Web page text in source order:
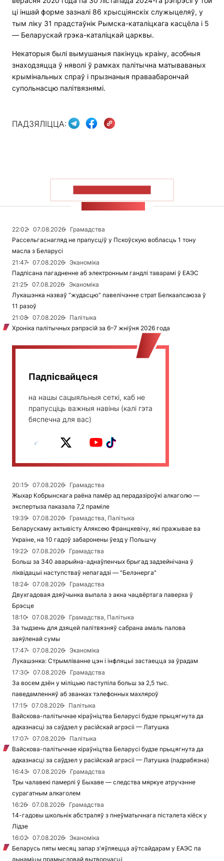
ці іншай форме зазналі 86 хрысціянскіх служыцеляў, у
тым ліку 31 прадстаўнік Рымска-каталіцкага касцёла і 5
— Беларускай грэка-каталіцкай царквы.
Некаторыя былі вымушаныя пакінуць краіну, асобныя
знаходзяцца ў няволі ў рамках палітычна матываваных
крымінальных спраў і прызнаныя праваабарончай
супольнасцю палітвязнямі.
ПАДЗЯЛІЦЦА:
22:02 07.08.2026
Грамадства
Рассельгаснагляд не прапусціў у Пскоўскую вобласць 1 тону
масла з Беларусі
21:47
07.08.2026
Эканоміка
Падпісана пагадненне аб электронным гандлі таварамі ў ЕАЭС
21:25
07.08.2026
Эканоміка
Лукашэнка назваў “жудасцю” павелічэнне страт Белкаапсаюза ў
11 разоў
21:08
07.08.2026
Палітыка
Хроніка палітычных рэпрэсій за 6–7 жніўня 2026 года
Падпісвайцеся
на нашы сацыяльныя сеткі, каб не
прапусціць важныя навіны (калі гэта
бяспечна для вас)
20:15 07.08.2026
Грамадства
Жыхар Кобрынскага раёна памёр ад перадазіроўкі алкаголю —
экспертыза паказала 7,2 праміле
19:39
07.08.2026
Грамадства, Палітыка
Беларускаму актывісту Аляксею Францкевічу, які пражывае ва
Украіне, на 10 гадоў забаронены ўезд у Польшчу
19:22
07.08.2026
Грамадства
Больш за 340 аварыйна-аднаўленчых брыгад задзейнічана ў
ліквідацыі наступстваў непагадзі — "Белэнерга"
18:24
07.08.2026
Грамадства
Двухгадовая дзяўчынка выпала з акна чацвёртага паверха ў
Брэсце
18:10
07.08.2026
Грамадства, Палітыка
За тыдзень для дзяцей палітвязняў сабрана амаль палова
заяўленай сумы
17:47
07.08.2026
Эканоміка
Лукашэнка: Стрымліванне цэн і інфляцыі застаецца за ўрадам
17:30
07.08.2026
Грамадства
За восем дзён у міліцыю паступіла больш за 2,5 тыс.
паведамленняў аб званках тэлефонных махляроў
17:15
07.08.2026
Палітыка
Вайскова-палітычнае кіраўніцтва Беларусі будзе прыцягнута да
адказнасці за саўдзел у расійскай агрэсіі — Латушка
17:07
07.08.2026
Палітыка
Вайскова-палітычнае кіраўніцтва Беларусі будзе прыцягнута да
адказнасці за саўдзел у расійскай агрэсіі — Латушка (падрабязна)
16:43
07.08.2026
Грамадства
Тры чалавекі памерлі ў Быхаве — следства мяркуе атручэнне
сурагатным алкаголем
16:26
07.08.2026
Грамадства
14-гадовы школьнік абстраляў з пнеўматычнага пісталета кіёск у
Лідзе
16:02
07.08.2026
Эканоміка
Беларусь пяты месяц запар з'яўляецца аўтсайдарам у ЕАЭС па
дынаміцы прамысловай вытворчасці